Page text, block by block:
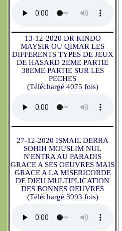
13-12-2020 DR KINDO
MAYSIR OU QIMAR LES
DIFFERENTS TYPES DE JEUX
DE HASARD 2EME PARTIE
38EME PARTIE SUR LES
PECHES
(Téléchargé 4075 fois)
27-12-2020 ISMAIL DERRA
SOHIH MOUSLIM NUL
N'ENTRA AU PARADIS
GRACE A SES OEUVRES MAIS
GRACE A LA MISERICORDE
DE DIEU MULTIPLICATION
DES BONNES OEUVRES
(Téléchargé 3993 fois)